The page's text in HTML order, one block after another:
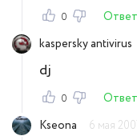
0
kaspersky antivirus
dj
0
Kseona
6 мая